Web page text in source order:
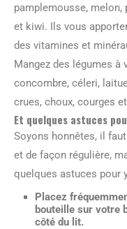
pamplemousse, melon,
et kiwi. Ils vous
des vitamines et
Mangez des légumes à
concombre, céleri,
crues, choux, courges
Et quelques astuces
Soyons honnêtes, il
et de façon régulière,
quelques astuces pour
Placez
bouteille sur votre
côté du lit.